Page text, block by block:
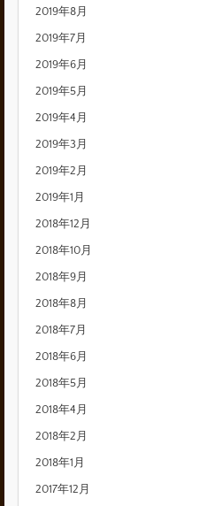
2019年8月
2019年7月
2019年6月
2019年5月
2019年4月
2019年3月
2019年2月
2019年1月
2018年12月
2018年10月
2018年9月
2018年8月
2018年7月
2018年6月
2018年5月
2018年4月
2018年2月
2018年1月
2017年12月